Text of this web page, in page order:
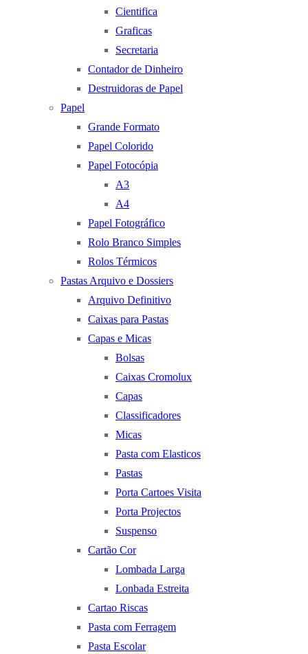
Cientifica
Graficas
Secretaria
Contador de Dinheiro
Destruidoras de Papel
Papel
Grande Formato
Papel Colorido
Papel Fotocópia
A3
A4
Papel Fotográfico
Rolo Branco Simples
Rolos Térmicos
Pastas Arquivo e Dossiers
Arquivo Definitivo
Caixas para Pastas
Capas e Micas
Bolsas
Caixas Cromolux
Capas
Classificadores
Micas
Pasta com Elasticos
Pastas
Porta Cartoes Visita
Porta Projectos
Suspenso
Cartão Cor
Lombada Larga
Lonbada Estreita
Cartao Riscas
Pasta com Ferragem
Pasta Escolar